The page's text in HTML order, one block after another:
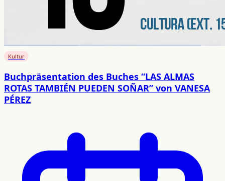
Kultur
Buchpräsentation des Buches “LAS ALMAS
ROTAS TAMBIÉN PUEDEN SOÑAR” von VANESA
PÉREZ